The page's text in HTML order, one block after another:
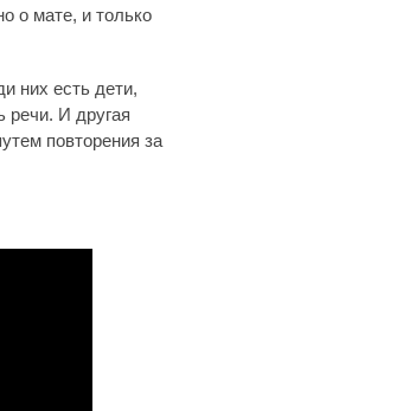
о мате, и только
них есть дети,
речи. И другая
повторения за